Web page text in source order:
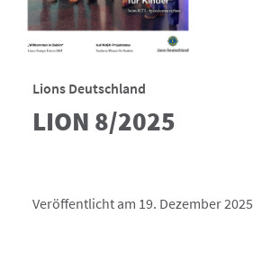
Lions Deutschland
LION 8/2025
Veröffentlicht am 19. Dezember 2025